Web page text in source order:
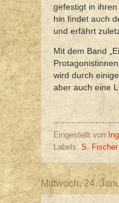
gefestigt in
hin findet auch
und erfährt
Mit dem Band
wird durch
aber auch eine
Eingestellt von
Labels: S. Fischer
Mittwoch, 24.